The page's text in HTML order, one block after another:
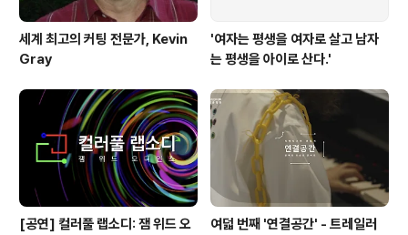
세계 최고의 커팅 전문가, Kevin
Gray
'여자는 평생을 여자로 살고 남자
는 평생을 아이로 산다.'
[공연] 컬러풀 랩소디: 잼 위드 오
여덟 번째 '연결공간' - 트레일러